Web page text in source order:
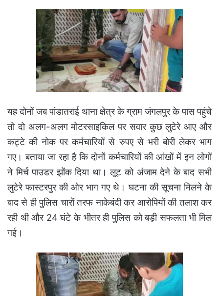
यह दोनों जब पांडातराई थाना क्षेत्र के ग्राम जंगलपुर के पास पहुंचे
तो दो अलग-अलग मोटरसाइकिल पर सवार कुछ लुटेरे आए और
कट्टे की नोक पर कर्मचारियों से रुपए से भरी बोरी लेकर भाग
गए। बताया जा रहा है कि दोनों कर्मचारियों की आंखों में इन लोगों
ने मिर्च पाउडर झोंक दिया था। लूट को अंजाम देने के बाद सभी
लुटेरे फास्टरपुर की ओर भाग गए थे। घटना की सूचना मिलने के
बाद से ही पुलिस चारों तरफ नाकेबंदी कर आरोपियों की तलाश कर
रही थी और 24 घंटे के भीतर ही पुलिस को बड़ी सफलता भी मिल
गई।